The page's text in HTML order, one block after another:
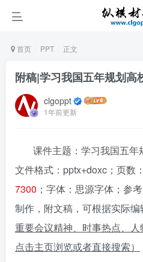
首页 PPT 正文
附稿|学习我国五年规划高
clgoppt
1年前更新
课件主题：学习我国五年
文件格式：pptx+doxc；页数：
7300 ；字体：思源字体；参
制作，附文稿，可根据实际编
重要会议精神、时事热点、人
点击主页浏览或者直接搜索）